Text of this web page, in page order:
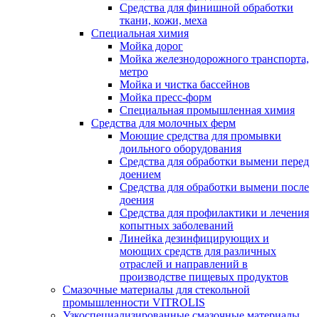
Средства для финишной обработки
ткани, кожи, меха
Специальная химия
Мойка дорог
Мойка железнодорожного транспорта,
метро
Мойка и чистка бассейнов
Мойка пресс-форм
Специальная промышленная химия
Средства для молочных ферм
Моющие средства для промывки
доильного оборудования
Средства для обработки вымени перед
доением
Средства для обработки вымени после
доения
Средства для профилактики и лечения
копытных заболеваний
Линейка дезинфицирующих и
моющих средств для различных
отраслей и направлений в
производстве пищевых продуктов
Смазочные материалы для стекольной
промышленности VITROLIS